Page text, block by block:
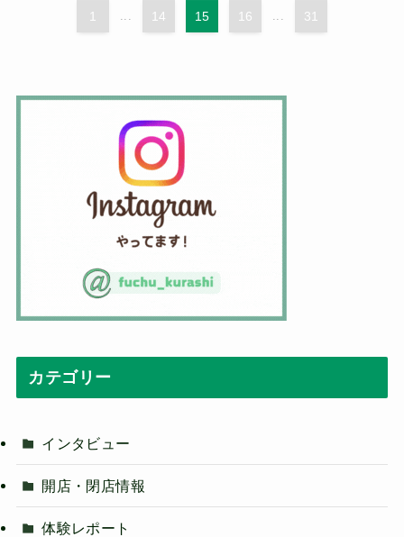
1 14 15 16 31
カテゴリー
インタビュー
開店・閉店情報
体験レポート